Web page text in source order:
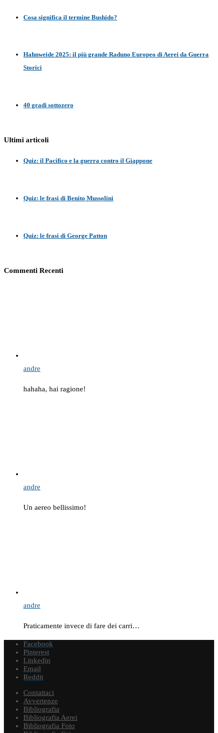
Cosa significa il termine Bushido?
Hahnweide 2025: il più grande Raduno Europeo di Aerei da Guerra
Storici
40 gradi sottozero
Ultimi articoli
Quiz: il Pacifico e la guerra contro il Giappone
Quiz: le frasi di Benito Mussolini
Quiz: le frasi di George Patton
Commenti Recenti
andre
hahaha, hai ragione!
andre
Un aereo bellissimo!
andre
Praticamente invece di fare dei carri…
Facebook
Pinterest
Linkedin
Email
Reddit
Contattaci
Avvertenze
Bibliografia
Bibliografia Aerei
Bibliografia Foto